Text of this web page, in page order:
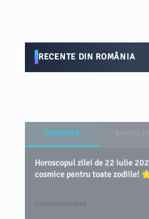
RECENTE DIN ROMÂNIA
HOROSCOP
Horoscopul zilei de 22 iulie
cosmice pentru toate zodiile!
2 săptămâni în urmă